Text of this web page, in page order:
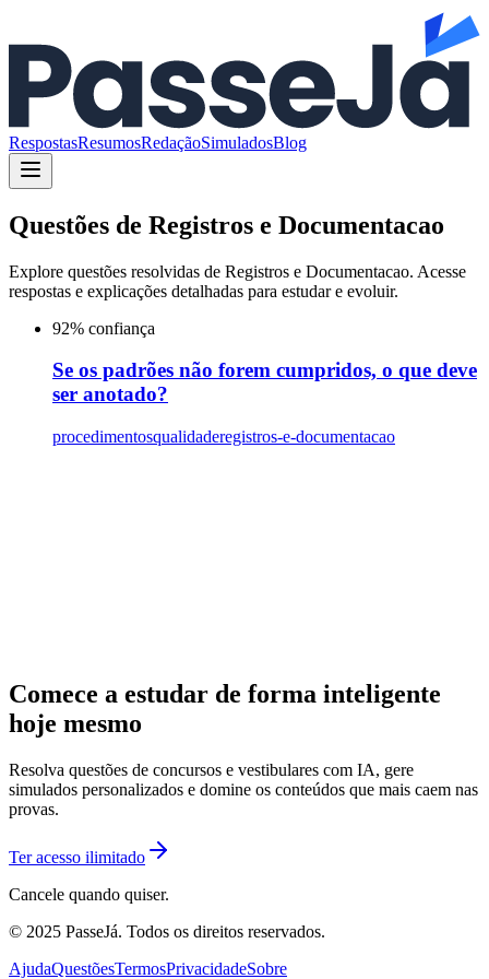
RespostasResumosRedaçãoSimuladosBlog
Questões de Registros e Documentacao
Explore questões resolvidas de Registros e Documentacao. Acesse
respostas e explicações detalhadas para estudar e evoluir.
92% confiança
Se os padrões não forem cumpridos, o que deve
ser anotado?
procedimentosqualidaderegistros-e-documentacao
Comece a estudar de forma inteligente
hoje mesmo
Resolva questões de concursos e vestibulares com IA, gere
simulados personalizados e domine os conteúdos que mais caem nas
provas.
Ter acesso ilimitado
Cancele quando quiser.
© 2025 PasseJá. Todos os direitos reservados.
AjudaQuestõesTermosPrivacidadeSobre